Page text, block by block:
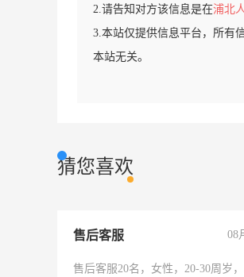
2.请告知对方该信息是在浦北
3.本站仅提供信息平台，所有
本站无关。
猜您喜欢
售后客服 08
售后客服20名，女性，20-30周岁